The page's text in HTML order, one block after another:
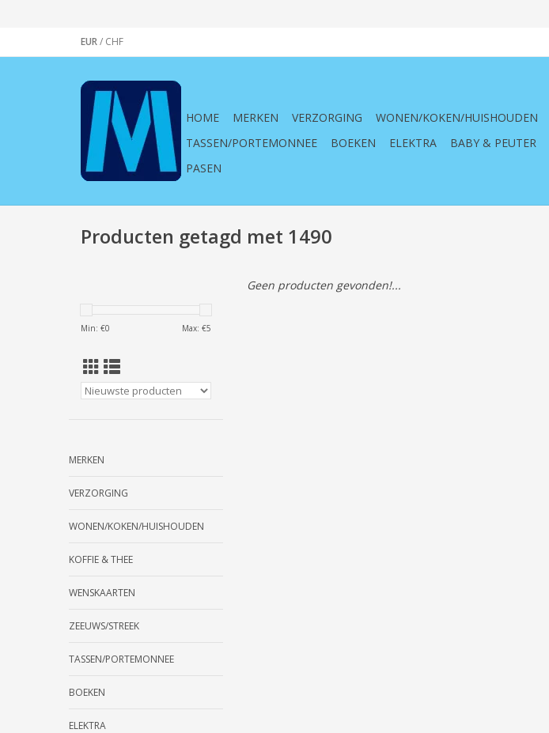
EUR/ CHF
HOME MERKEN VERZORGING WONEN/KOKEN/HUISHOUDEN
TASSEN/PORTEMONNEE
BOEKEN ELEKTRA BABY & PEUTER
PASEN
Producten getagd met 1490
Min: €0 Max: €5
MERKEN
VERZORGING
WONEN/KOKEN/HUISHOUDEN
KOFFIE & THEE
WENSKAARTEN
ZEEUWS/STREEK
TASSEN/PORTEMONNEE
BOEKEN
ELEKTRA
Geen producten gevonden!...